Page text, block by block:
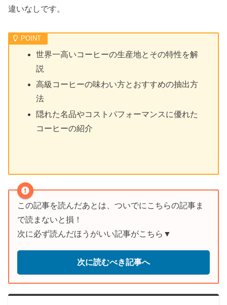
違いなしです。
世界一高いコーヒーの生産地とその特性を解
説
高級コーヒーの味わい方とおすすめの抽出方
法
隠れた名品やコストパフォーマンスに優れた
コーヒーの紹介
この記事を読んだあとは、ついでにこちらの記事ま
で読まないと損！
次に必ず読んだほうがいい記事がこちら▼
次に読むべき記事へ